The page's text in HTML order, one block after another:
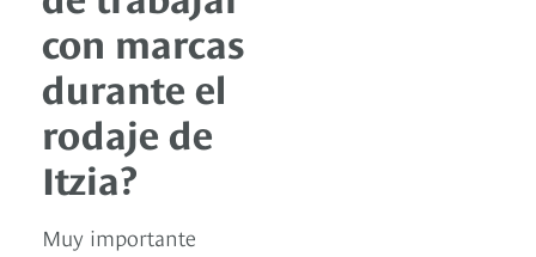
con marcas
durante el
rodaje de
Itzia?
Muy importante